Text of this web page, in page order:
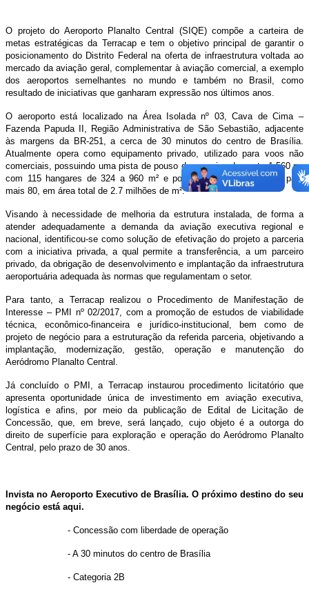
O projeto do Aeroporto Planalto Central (SIQE) compõe a carteira de
metas estratégicas da Terracap e tem o objetivo principal de garantir o
posicionamento do Distrito Federal na oferta de infraestrutura voltada ao
mercado da aviação geral, complementar à aviação comercial, a exemplo
dos aeroportos semelhantes no mundo e também no Brasil, como
resultado de iniciativas que ganharam expressão nos últimos anos.
O aeroporto está localizado na Área Isolada nº 03, Cava de Cima –
Fazenda Papuda II, Região Administrativa de São Sebastião, adjacente
às margens da BR-251, a cerca de 30 minutos do centro de Brasília.
Atualmente opera como equipamento privado, utilizado para voos não
comerciais, possuindo uma pista de pouso de aproximadamente 1.560 m,
com 115 hangares de 324 a 960 m² e possibilidade de expansão para
mais 80, em área total de 2.7 milhões de m².
Visando à necessidade de melhoria da estrutura instalada, de forma a
atender adequadamente a demanda da aviação executiva regional e
nacional, identificou-se como solução de efetivação do projeto a parceria
com a iniciativa privada, a qual permite a transferência, a um parceiro
privado, da obrigação de desenvolvimento e implantação da infraestrutura
aeroportuária adequada às normas que regulamentam o setor.
Para tanto, a Terracap realizou o Procedimento de Manifestação de
Interesse – PMI nº 02/2017, com a promoção de estudos de viabilidade
técnica, econômico-financeira e jurídico-institucional, bem como de
projeto de negócio para a estruturação da referida parceria, objetivando a
implantação, modernização, gestão, operação e manutenção do
Aeródromo Planalto Central.
Já concluído o PMI, a Terracap instaurou procedimento licitatório que
apresenta oportunidade única de investimento em aviação executiva,
logística e afins, por meio da publicação de Edital de Licitação de
Concessão, que, em breve, será lançado, cujo objeto é a outorga do
direito de superfície para exploração e operação do Aeródromo Planalto
Central, pelo prazo de 30 anos.
Invista no Aeroporto Executivo de Brasília. O próximo destino do seu
negócio está aqui.
- Concessão com liberdade de operação
- A 30 minutos do centro de Brasília
- Categoria 2B